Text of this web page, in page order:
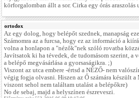
körforgalomban állt a sor. Cirka egy órás araszolás
ortodox
Az egy dolog, hogy belépőt szednek, manapság
Számomra az a furcsa, hogy ez az információ a
volna a honlapon a "nézők"nek szóló rovatba
Javítsatok ki ha tévedek, de tudomásom szerint, a
a belépő megvásárlása a gyorsaságikra. ;)
Viszont az utca embere -értsd a NÉZŐ- nem
végig fogja olvasni. Hiszen az Ő számára készült a
viszont sehol nem találtam utalást a belépőkre)
No de sebaj, majd a helyszínen észreveszi.